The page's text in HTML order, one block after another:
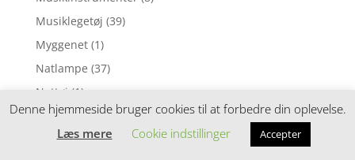
Musiklegetøj (39)
Myggenet (1)
Natlampe (37)
Nattøj (1)
Neglelak (1)
Nusseklud (4)
Denne hjemmeside bruger cookies til at forbedre din oplevelse.
Læs mere
Cookie indstillinger Accepter